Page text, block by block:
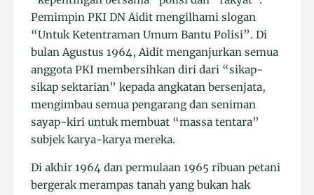
Pemimpin PKI DN Aidit mengilhami slogan
“Untuk Ketentraman Umum Bantu Polisi”. Di
bulan Agustus 1964, Aidit menganjurkan semua
anggota PKI membersihkan diri dari “sikap-
sikap sektarian” kepada angkatan bersenjata,
mengimbau semua pengarang dan seniman
sayap-kiri untuk membuat “massa tentara”
subjek karya-karya mereka.
Di akhir 1964 dan permulaan 1965 ribuan petani
bergerak merampas tanah yang bukan hak